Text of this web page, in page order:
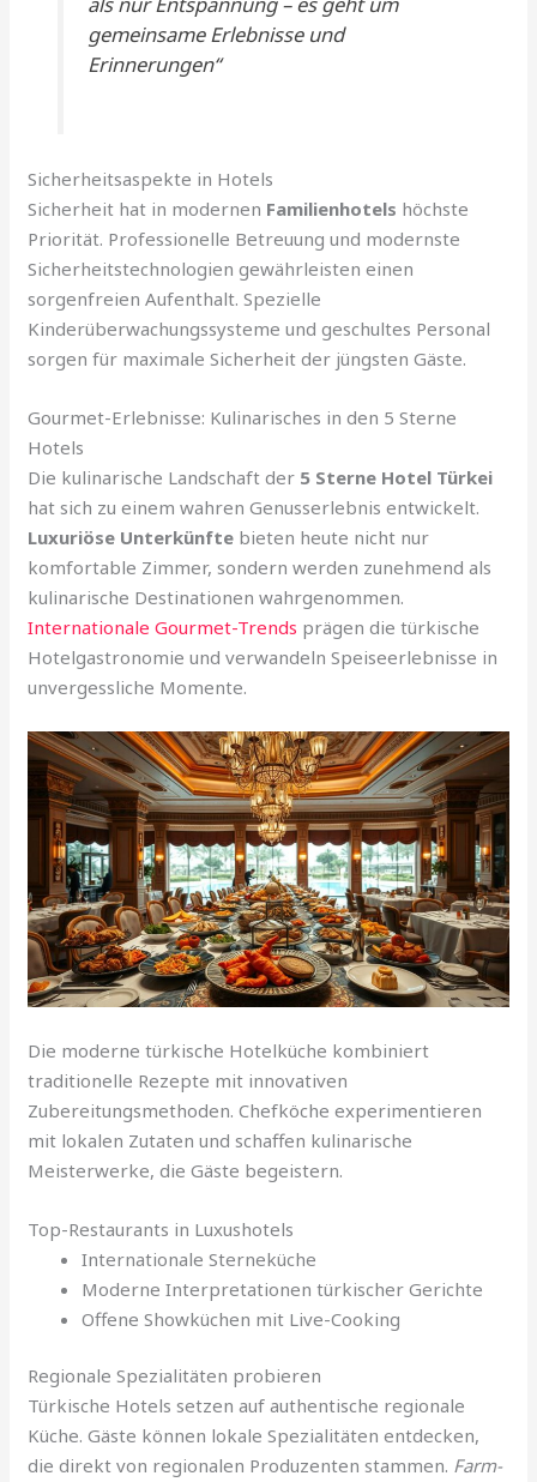
gemeinsame Erlebnisse und
Erinnerungen“
Sicherheitsaspekte in Hotels
Sicherheit hat in modernen Familienhotels höchste
Priorität. Professionelle Betreuung und modernste
Sicherheitstechnologien gewährleisten einen
sorgenfreien Aufenthalt. Spezielle
Kinderüberwachungssysteme und geschultes Personal
sorgen für maximale Sicherheit der jüngsten Gäste.
Gourmet-Erlebnisse: Kulinarisches in den 5 Sterne
Hotels
Die kulinarische Landschaft der 5 Sterne Hotel Türkei
hat sich zu einem wahren Genusserlebnis entwickelt.
Luxuriöse Unterkünfte bieten heute nicht nur
komfortable Zimmer, sondern werden zunehmend als
kulinarische Destinationen wahrgenommen.
Internationale Gourmet-Trends prägen die türkische
Hotelgastronomie und verwandeln Speiseerlebnisse in
unvergessliche Momente.
Die moderne türkische Hotelküche kombiniert
traditionelle Rezepte mit innovativen
Zubereitungsmethoden. Chefköche experimentieren
mit lokalen Zutaten und schaffen kulinarische
Meisterwerke, die Gäste begeistern.
Top-Restaurants in Luxushotels
Internationale Sterneküche
Moderne Interpretationen türkischer Gerichte
Offene Showküchen mit Live-Cooking
Regionale Spezialitäten probieren
Türkische Hotels setzen auf authentische regionale
Küche. Gäste können lokale Spezialitäten entdecken,
die direkt von regionalen Produzenten stammen. Farm-